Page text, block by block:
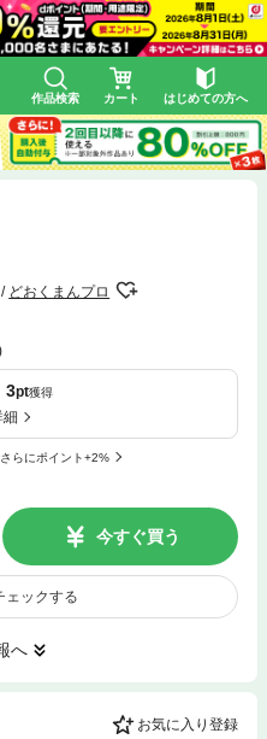
作品検索 カート はじめての方へ
どおくまんプロ
3pt獲得
細
らにポイント+2%
今すぐ買う
ェックする
へ
お気に入り登録